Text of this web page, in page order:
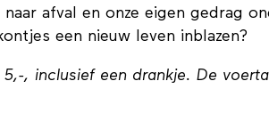
afval en onze eigen gedrag
een nieuw leven inblazen?
, inclusief een drankje. De